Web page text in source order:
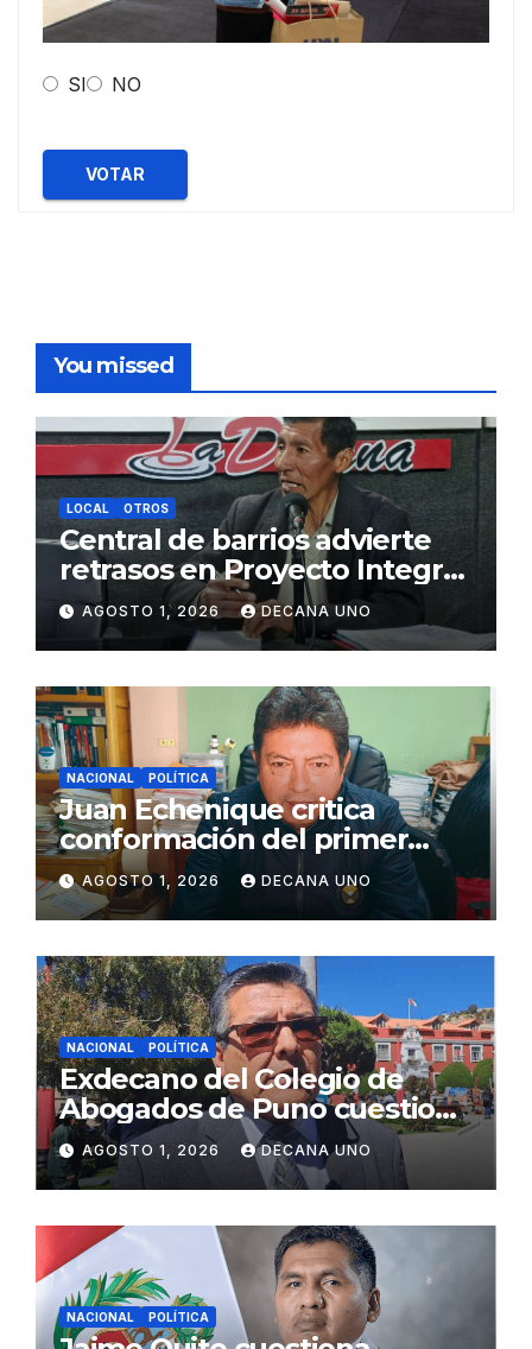
SI NO
VOTAR
You missed
LOCAL OTROS
Central de barrios advierte
retrasos en Proyecto Integral
de Agua y Alcantarillado para
Juliaca
AGOSTO 1, 2026 DECANA UNO
NACIONAL POLÍTICA
Juan Echenique critica
conformación del primer
gabinete ministerial de Keiko
Fujimori
AGOSTO 1, 2026 DECANA UNO
NACIONAL POLÍTICA
Exdecano del Colegio de
Abogados de Puno cuestiona
propuestas sobre seguridad
ciudadana
AGOSTO 1, 2026 DECANA UNO
NACIONAL POLÍTICA